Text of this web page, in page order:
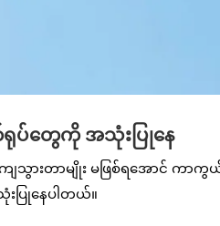
ရုပ်တွေကို အသုံးပြုနေ
သွားတာမျိုး မဖြစ်ရအောင် ကာ
ပြုနေပါတယ်။